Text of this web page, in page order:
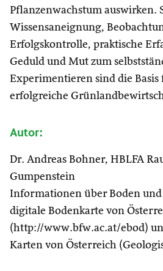
Pflanzenwachstum auswirken.
Wissensaneignung,
Erfolgskontrolle, praktische
Geduld und Mut zum
Experimentieren sind die
erfolgreiche
Autor:
Dr. Andreas Bohner, HBLFA
Gumpenstein
Informationen über Boden
digitale Bodenkarte von
(http://www.bfw.ac.at/ebod)
Karten von Österreich